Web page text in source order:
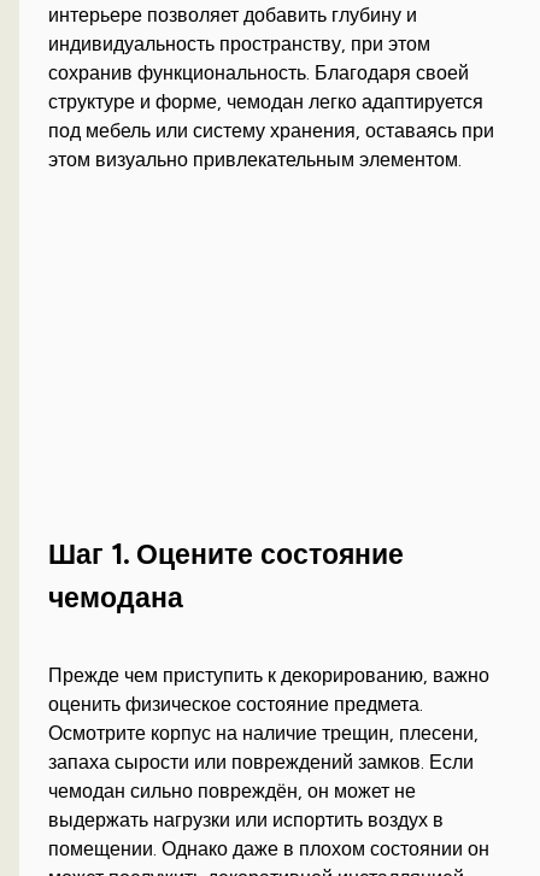
интерьере позволяет добавить глубину и
индивидуальность пространству, при этом
сохранив функциональность. Благодаря своей
структуре и форме, чемодан легко адаптируется
под мебель или систему хранения, оставаясь при
этом визуально привлекательным элементом.
Шаг 1. Оцените состояние
чемодана
Прежде чем приступить к декорированию, важно
оценить физическое состояние предмета.
Осмотрите корпус на наличие трещин, плесени,
запаха сырости или повреждений замков. Если
чемодан сильно повреждён, он может не
выдержать нагрузки или испортить воздух в
помещении. Однако даже в плохом состоянии он